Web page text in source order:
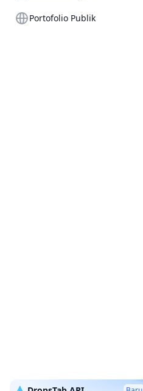
Portofolio Publik